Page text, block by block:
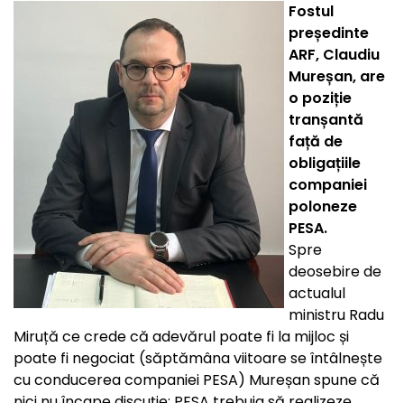
Fostul
președinte
ARF, Claudiu
Mureșan, are
o poziție
tranșantă
față de
obligațiile
companiei
poloneze
PESA.
Spre
deosebire de
actualul
ministru Radu
Miruță ce crede că adevărul poate fi la mijloc și
poate fi negociat (săptămâna viitoare se întâlnește
cu conducerea companiei PESA) Mureșan spune că